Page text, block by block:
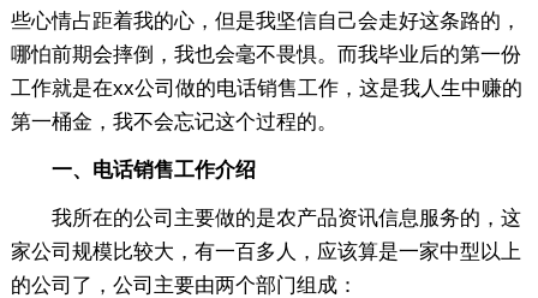
些心情占距着我的心，但是我坚信自己会走好这条路的，
哪怕前期会摔倒，我也会毫不畏惧。而我毕业后的第一份
工作就是在xx公司做的电话销售工作，这是我人生中赚的
第一桶金，我不会忘记这个过程的。
一、电话销售工作介绍
我所在的公司主要做的是农产品资讯信息服务的，这
家公司规模比较大，有一百多人，应该算是一家中型以上
的公司了，公司主要由两个部门组成：